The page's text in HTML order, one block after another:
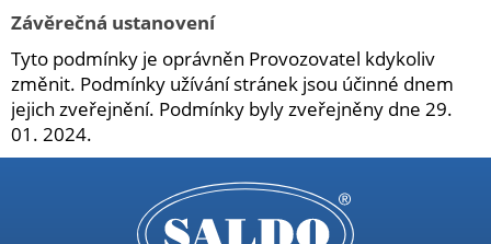
Závěrečná ustanovení
Tyto podmínky je oprávněn Provozovatel kdykoliv
změnit. Podmínky užívání stránek jsou účinné dnem
jejich zveřejnění. Podmínky byly zveřejněny dne 29.
01. 2024.